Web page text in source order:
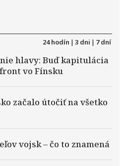
24 hodín | 3 dni | 7 dní
hlavy: Buď kapitulácia
vo Fínsku
začalo útočiť na všetko
vojsk – čo to znamená